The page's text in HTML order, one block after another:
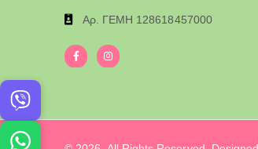
Αρ. ΓΕΜΗ 128618457000